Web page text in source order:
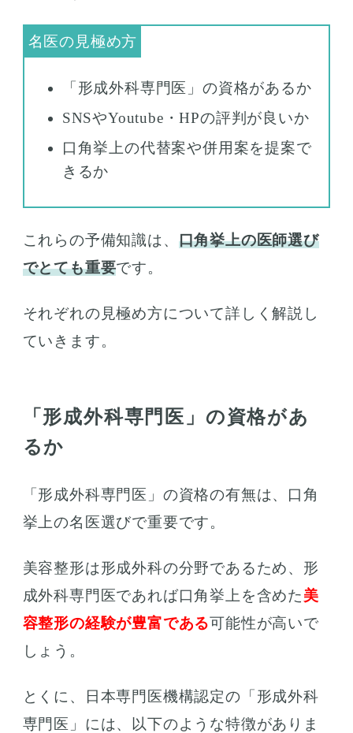
「形成外科専門医」の資格があるか
SNSやYoutube・HPの評判が良いか
口角挙上の代替案や併用案を提案で
きるか
これらの予備知識は、 口角挙上の医師選び
でとても重要です。
それぞれの見極め方について詳しく解説し
ていきます。
「形成外科専門医」の資格があ
るか
「形成外科専門医」の資格の有無は、口角
挙上の名医選びで重要です。
美容整形は形成外科の分野であるため、形
成外科専門医であれば口角挙上を含めた美
容整形の経験が豊富である可能性が高いで
しょう。
とくに、日本専門医機構認定の「形成外科
専門医」には、以下のような特徴がありま